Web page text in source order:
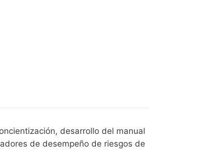
desarrollo del manual
de desempeño de riesgos de